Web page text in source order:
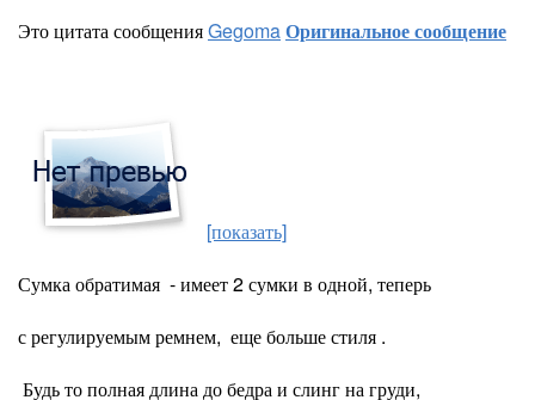
Это цитата сообщенияGegomaОригинальное сообщение
[показать]
Сумка обратимая - имеет 2 сумки в одной, теперь
с регулируемым ремнем, еще больше стиля .
Будь то полная длина до бедра и слинг на груди,